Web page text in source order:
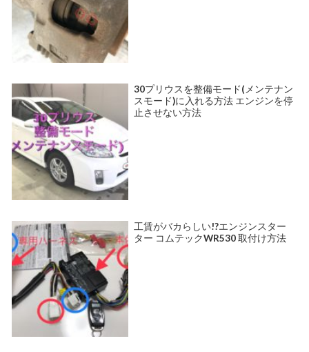
30プリウスを整備モード(メンテナン
スモード)に入れる方法 エンジンを停
止させない方法
工賃がバカらしい!?エンジンスター
ター コムテックWR530 取付け方法